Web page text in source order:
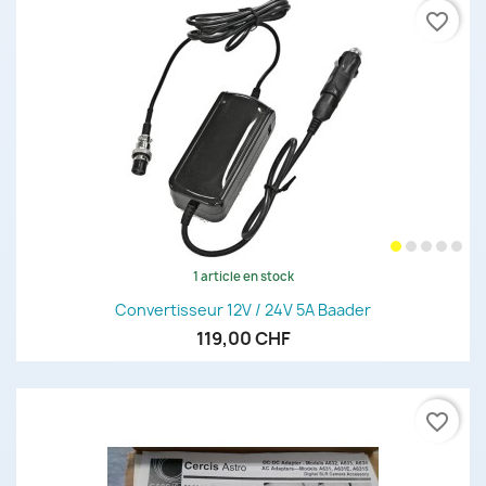
1 article en stock
Convertisseur 12V / 24V 5A Baader
119,00 CHF
favorite_border
favorite_border